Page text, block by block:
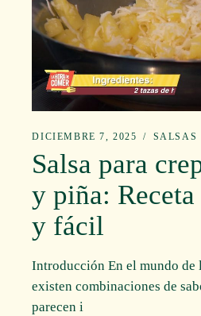
DICIEMBRE 7, 2025 SALSAS
Salsa para
y piña:
y fácil
Introducción En el mundo de
existen combinaciones de
parecen i